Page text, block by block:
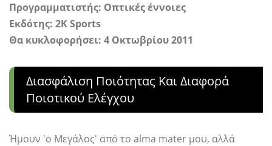
Προγραμματιστής: Οπτικές έννοιες
Εκδότης: 2K Sports
Θα κυκλοφορήσει: 4 Οκτωβρίου 2011
Διασφάλιση Ποιότητας Και Διαφορά
Ποιοτικού Ελέγχου
Ήμουν 'ο Μεγάλος' από το alma mater μου, αλλά